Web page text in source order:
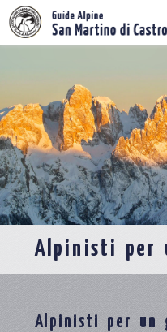
Alpinisti per
Alpinisti per un